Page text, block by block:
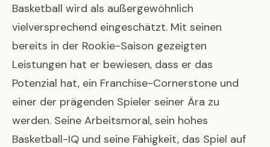
Basketball wird als außergewöhnlich
vielversprechend eingeschätzt. Mit seinen
bereits in der Rookie-Saison gezeigten
Leistungen hat er bewiesen, dass er das
Potenzial hat, ein Franchise-Cornerstone und
einer der prägenden Spieler seiner Ära zu
werden. Seine Arbeitsmoral, sein hohes
Basketball-IQ und seine Fähigkeit, das Spiel auf